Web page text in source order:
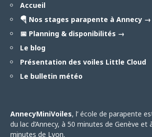
Accueil
🪂 Nos stages parapente à Annecy →
📅 Planning & disponibilités →
Le blog
Présentation des voiles Little Cloud
Le bulletin météo
AnnecyMiniVoiles, l’ école de parapente
du lac d’Annecy, à 50 minutes de Genève et
minutes de Lyon.